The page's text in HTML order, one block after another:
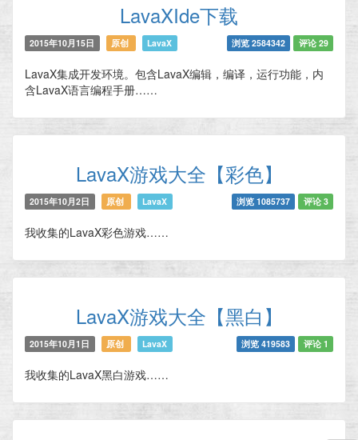
LavaXIde下载
2015年10月15日 原创 LavaX 浏览 2584342 评论 29
LavaX集成开发环境。包含LavaX编辑，编译，运行功能，内
含LavaX语言编程手册……
LavaX游戏大全【彩色】
2015年10月2日 原创 LavaX 浏览 1085737 评论 3
我收集的LavaX彩色游戏……
LavaX游戏大全【黑白】
2015年10月1日 原创 LavaX 浏览 419583 评论 1
我收集的LavaX黑白游戏……